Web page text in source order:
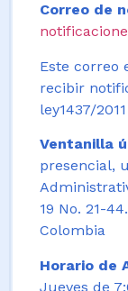
Correo de
Este correo
recibir
ley1437/
Ventanilla
presencial,
19 No. 21-
Colombia
Horario de
Jueves de